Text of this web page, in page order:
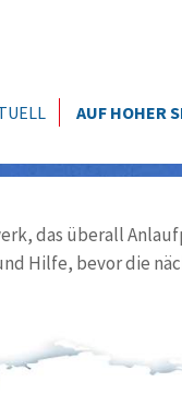
AUF HOHER
das überall
Hilfe, bevor die